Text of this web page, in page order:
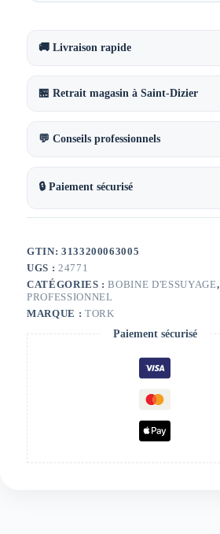
🚚 Livraison rapide
🏪 Retrait magasin à Saint-Dizier
💬 Conseils professionnels
🔒 Paiement sécurisé
GTIN: 3133200063005
UGS : 24771
CATÉGORIES :BOBINE D'ESSUYAGE,
PROFESSIONNEL
MARQUE : TORK
Paiement sécurisé